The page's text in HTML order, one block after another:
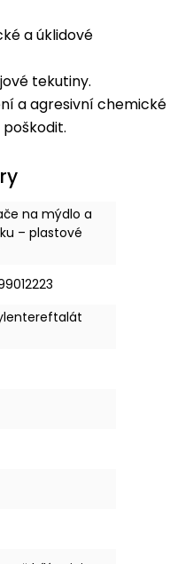
a úklidové
tekutiny.
a agresivní chemické
na mýdlo a
– plastové